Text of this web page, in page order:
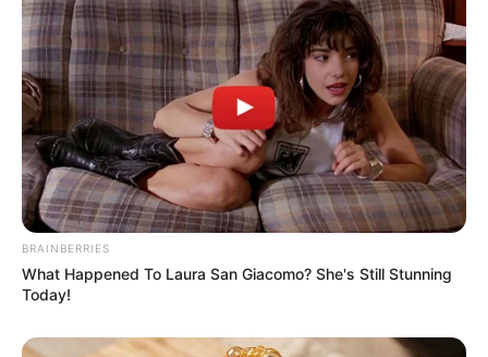
BRAINBERRIES
What Happened To Laura San Giacomo? She's Still Stunning
Today!